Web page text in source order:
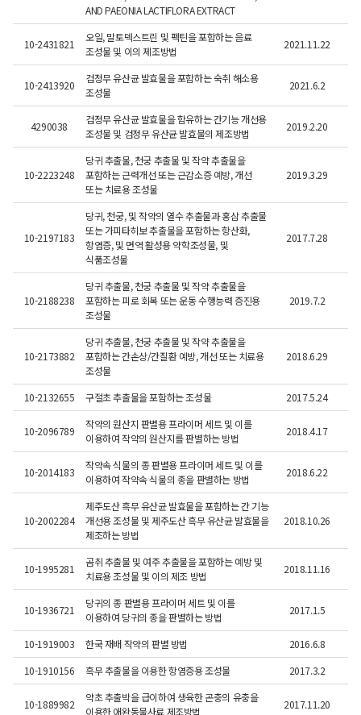
AND PAEONIA LACTIFLORA EXTRACT
10-2431821
오일, 말토덱스트린 및 펙틴을 포함하는 음료
조성물 및 이의 제조방법
2021.11.22
10-2413920
검정무 유산균 발효물을 포함하는 숙취 해소용
조성물
2021.6.2
4290038
검정무 유산균 발효물을 함유하는 간기능 개선용
조성물 및 검정무 유산균 발효물의 제조방법
2019.2.20
10-2223248
당귀 추출물, 천궁 추출물 및 작약 추출물을
포함하는 근력개선 또는 근감소증 예방, 개선
또는 치료용 조성물
2019.3.29
10-2197183
당귀, 천궁, 및 작약의 열수 추출물과 홍삼 추출물
또는 가피타히보 추출물을 포함하는 항산화,
항염증, 및 면역 활성용 약학조성물, 및
식품조성물
2017.7.28
10-2188238
당귀 추출물, 천궁 추출물 및 작약 추출물을
포함하는 피로 회복 또는 운동 수행능력 증진용
조성물
2019.7.2
10-2173882
당귀 추출물, 천궁 추출물 및 작약 추출물을
포함하는 간손상/간질환 예방, 개선 또는 치료용
조성물​
2018.6.29
10-2132655 구절초 추출물을 포함하는 조성물 2017.5.24
10-2096789
작약의 원산지 판별용 프라이머 세트 및 이를
이용하여 작약의 원산지를 판별하는 방법​
2018.4.17
10-2014183
작약속 식물의 종 판별용 프라이머 세트 및 이를
이용하여 작약속 식물의 종을 판별하는 방법
2018.6.22
10-2002284
​제주도산 흑무 유산균 발효물을 포함하는 간 기능
개선용 조성물 및 제주도산 흑무 유산균 발효물을
제조하는 방법
2018.10.26
10-1995281
곰취 추출물 및 여주 추출물을 포함하는 예방 및
치료용 조성물 및 이의 제조 방법
2018.11.16
10-1936721
당귀의 종 판별용 프라이머 세트 및 이를
이용하여 당귀의 종을 판별하는 방법
2017.1.5
10-1919003 한국 재배 작약의 판별 방법 2016.6.8
10-1910156
흑무 추출물을 이용한 항염증용 조성물 2017.3.2
10-1889982
약초 추출박을 급이하여 생육한 곤충의 유충을
이용한 애완동물사료 제조방법​
2017.11.20